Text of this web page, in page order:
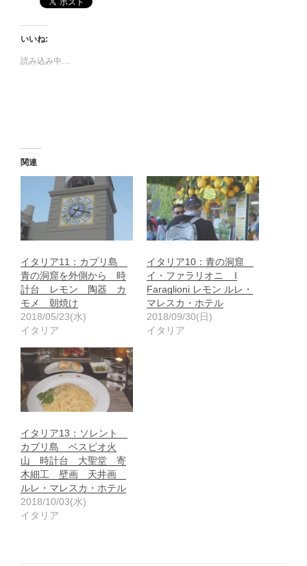
いいね:
読み込み中…
関連
イタリア11：カプリ島
青の洞窟を外側から 時
計台 レモン 陶器 カ
モメ 朝焼け
2018/05/23(水)
イタリア
イタリア10：青の洞窟
イ・ファラリオニ I
Faraglioni レモン ルレ・
マレスカ・ホテル
2018/09/30(日)
イタリア
イタリア13：ソレント
カプリ島 ベスビオ火
山 時計台 大聖堂 寄
木細工 壁画 天井画
ルレ・マレスカ・ホテル
2018/10/03(水)
イタリア